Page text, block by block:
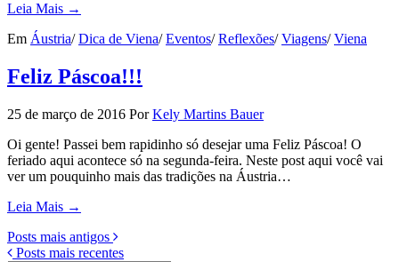
Leia Mais →
Em Áustria/ Dica de Viena/ Eventos/ Reflexões/ Viagens/ Viena
Feliz Páscoa!!!
25 de março de 2016 Por Kely Martins Bauer
Oi gente! Passei bem rapidinho só desejar uma Feliz Páscoa! O
feriado aqui acontece só na segunda-feira. Neste post aqui você vai
ver um pouquinho mais das tradições na Áustria…
Leia Mais →
Posts mais antigos
Posts mais recentes